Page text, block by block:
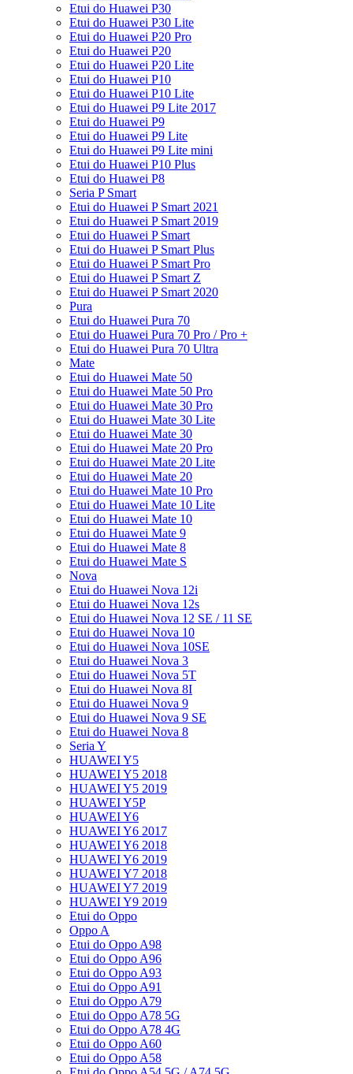
Etui do Huawei P30
Etui do Huawei P30 Lite
Etui do Huawei P20 Pro
Etui do Huawei P20
Etui do Huawei P20 Lite
Etui do Huawei P10
Etui do Huawei P10 Lite
Etui do Huawei P9 Lite 2017
Etui do Huawei P9
Etui do Huawei P9 Lite
Etui do Huawei P9 Lite mini
Etui do Huawei P10 Plus
Etui do Huawei P8
Seria P Smart
Etui do Huawei P Smart 2021
Etui do Huawei P Smart 2019
Etui do Huawei P Smart
Etui do Huawei P Smart Plus
Etui do Huawei P Smart Pro
Etui do Huawei P Smart Z
Etui do Huawei P Smart 2020
Pura
Etui do Huawei Pura 70
Etui do Huawei Pura 70 Pro / Pro +
Etui do Huawei Pura 70 Ultra
Mate
Etui do Huawei Mate 50
Etui do Huawei Mate 50 Pro
Etui do Huawei Mate 30 Pro
Etui do Huawei Mate 30 Lite
Etui do Huawei Mate 30
Etui do Huawei Mate 20 Pro
Etui do Huawei Mate 20 Lite
Etui do Huawei Mate 20
Etui do Huawei Mate 10 Pro
Etui do Huawei Mate 10 Lite
Etui do Huawei Mate 10
Etui do Huawei Mate 9
Etui do Huawei Mate 8
Etui do Huawei Mate S
Nova
Etui do Huawei Nova 12i
Etui do Huawei Nova 12s
Etui do Huawei Nova 12 SE / 11 SE
Etui do Huawei Nova 10
Etui do Huawei Nova 10SE
Etui do Huawei Nova 3
Etui do Huawei Nova 5T
Etui do Huawei Nova 8I
Etui do Huawei Nova 9
Etui do Huawei Nova 9 SE
Etui do Huawei Nova 8
Seria Y
HUAWEI Y5
HUAWEI Y5 2018
HUAWEI Y5 2019
HUAWEI Y5P
HUAWEI Y6
HUAWEI Y6 2017
HUAWEI Y6 2018
HUAWEI Y6 2019
HUAWEI Y7 2018
HUAWEI Y7 2019
HUAWEI Y9 2019
Etui do Oppo
Oppo A
Etui do Oppo A98
Etui do Oppo A96
Etui do Oppo A93
Etui do Oppo A91
Etui do Oppo A79
Etui do Oppo A78 5G
Etui do Oppo A78 4G
Etui do Oppo A60
Etui do Oppo A58